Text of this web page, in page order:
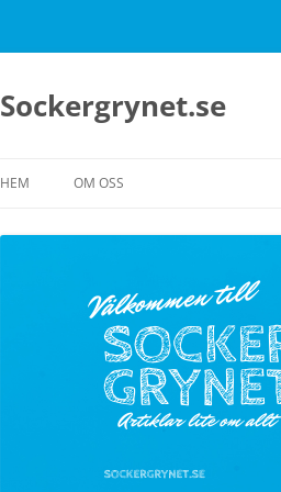
Sockergrynet.se
HEM OM OSS